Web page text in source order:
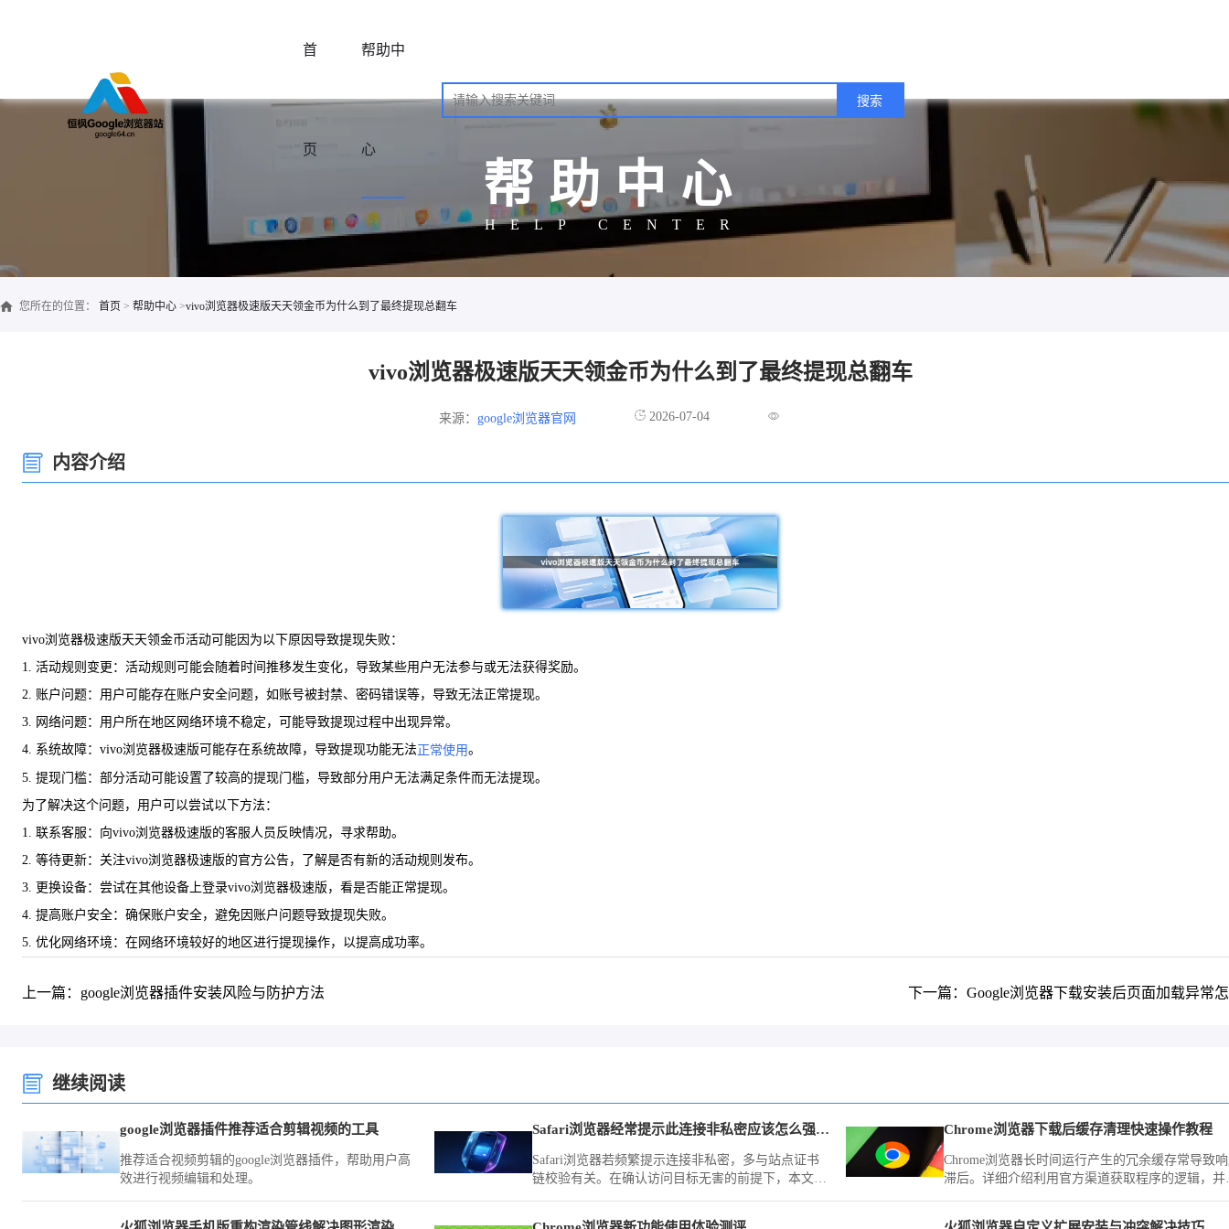
首
页
帮助中
心
帮助中心
HELP CENTER
您所在的位置： 首页 > 帮助中心 >vivo浏览器极速版天天领金币为什么到了最终提现总翻车
vivo浏览器极速版天天领金币为什么到了最终提现总翻车
来源： google浏览器官网 2026-07-04
内容介绍
vivo浏览器极速版天天领金币活动可能因为以下原因导致提现失败：
1. 活动规则变更：活动规则可能会随着时间推移发生变化，导致某些用户无法参与或无法获得奖励。
2. 账户问题：用户可能存在账户安全问题，如账号被封禁、密码错误等，导致无法正常提现。
3. 网络问题：用户所在地区网络环境不稳定，可能导致提现过程中出现异常。
4. 系统故障：vivo浏览器极速版可能存在系统故障，导致提现功能无法正常使用。
5. 提现门槛：部分活动可能设置了较高的提现门槛，导致部分用户无法满足条件而无法提现。
为了解决这个问题，用户可以尝试以下方法：
1. 联系客服：向vivo浏览器极速版的客服人员反映情况，寻求帮助。
2. 等待更新：关注vivo浏览器极速版的官方公告，了解是否有新的活动规则发布。
3. 更换设备：尝试在其他设备上登录vivo浏览器极速版，看是否能正常提现。
4. 提高账户安全：确保账户安全，避免因账户问题导致提现失败。
5. 优化网络环境：在网络环境较好的地区进行提现操作，以提高成功率。
上一篇：google浏览器插件安装风险与防护方法 下一篇：Google浏览器下载安装后页面加载异常
继续阅读
google浏览器插件推荐适合剪辑视频的工具
推荐适合视频剪辑的google浏览器插件，帮助用户高
效进行视频编辑和处理。
Safari浏览器经常提示此连接非私密应该怎么强制进入
Safari浏览器若频繁提示连接非私密，多与站点证书
链校验有关。在确认访问目标无害的前提下，本文教
Chrome浏览器下载后缓存清理快速操作教程
Chrome浏览器长时间运行产生的冗余缓存常导致
滞后。详细介绍利用官方渠道获取程序的逻辑，并